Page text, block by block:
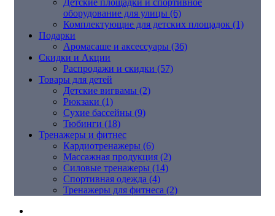
Детские площадки и спортивное
оборудование для улицы (6)
Комплектующие для детских площадок (1)
Подарки
Аромасаше и аксессуары (36)
Скидки и Акции
Распродажи и скидки (57)
Товары для детей
Детские вигвамы (2)
Рюкзаки (1)
Сухие бассейны (9)
Тюбинги (18)
Тренажеры и фитнес
Кардиотренажеры (6)
Массажная продукция (2)
Силовые тренажеры (14)
Спортивная одежда (4)
Тренажеры для фитнеса (2)